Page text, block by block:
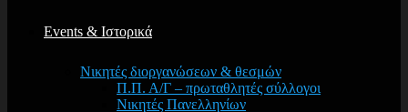
Events & Ιστορικά
Νικητές διοργανώσεων & θεσμών
Π.Π. Α/Γ – πρωταθλητές σύλλογοι
Νικητές Πανελληνίων